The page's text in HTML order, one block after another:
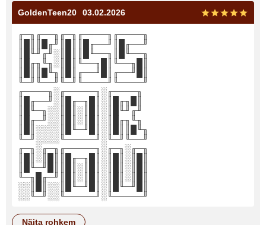
GoldenTeen20 03.02.2026
╓─╖╓──╖╓─╖╓────╖╓────╖
║█║║█╓╜║█║║█╓──╜║█╓──╜
║█╙╜╓╜░║█║║█╙──╖║█╙──╖
║█╓╖╙╖░║█║╙──╖█║╙──╖█║
║█║║█╙╖║█║╓──╜█║╓──╜█║
╙─╜╙──╜╙─╜╙────╜╙────╜
╓────╖░╓─────╖░╓────╖
║█╓──╜░║█╓─╖█║░║█╓╖█║
║█╙─╖░░║█║░║█║░║█╙╜╓╜
║█╓─╜░░║█║░║█║░║█╓╖╙╖
║█║░░░░║█╙─╜█║░║█║║█╙╖
╙─╜░░░░╙─────╜░╙─╜╙──╜
╓─╖░╓─╖╓─────╖░╓─╖░╓─╖
║█║░║█║║█╓─╖█║░║█║░║█║
║█╙─╜█║║█║░║█║░║█║░║█║
╙─╖█╓─╜║█║░║█║░║█║░║█║
░░║█║░░║█╙─╜█║░║█╙─╜█║
░░╙─╜░░╙─────╜░╙─────╜
näita rohkem